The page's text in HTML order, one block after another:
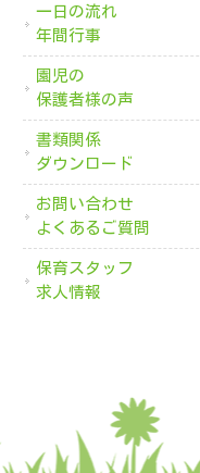
一日の流れ
年間行事
園児の
保護者様の声
書類関係
ダウンロード
お問い合わせ
よくあるご質問
保育スタッフ
求人情報